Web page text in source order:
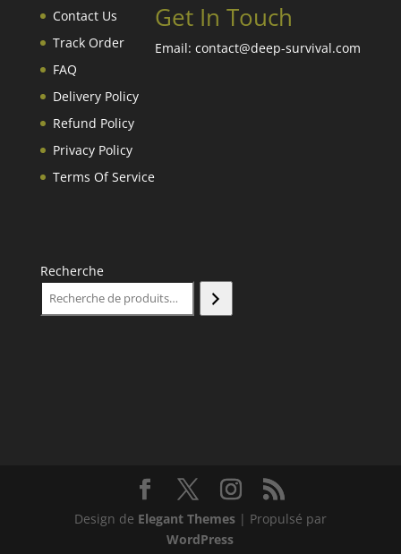
Contact Us
Track Order
FAQ
Delivery Policy
Refund Policy
Privacy Policy
Terms Of Service
Get In Touch
Email: contact@deep-survival.com
Recherche
Design de Elegant Themes| Propulsé par
WordPress